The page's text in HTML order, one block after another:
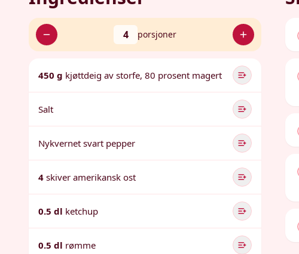
4 porsjoner
450 g kjøttdeig av storfe, 80 prosent magert
Salt
Nykvernet svart pepper
4 skiver amerikansk ost
0.5 dl ketchup
0.5 dl rømme